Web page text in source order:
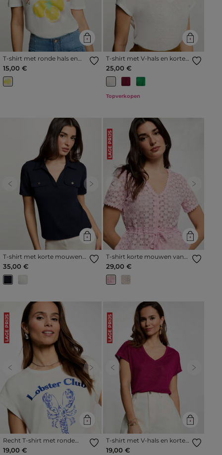
T-shirt met ronde hals en
print helder wit vrouw
15,00 €
T-shirt met V-hals en korte
mouwen helder wit vrouw
25,00 €
Topverkopen
Previous Next
T-shirt met korte mouwen
marineblauw vrouw
35,00 €
LAGE PRIJS
Previous Next
T-shirt korte mouwen van
kant roze vrouw
29,00 €
LAGE PRIJS
Previous Next
Recht T-shirt met ronde
hals helder wit vrouw
19,00 €
LAGE PRIJS
Previous Next
T-shirt met V-hals en korte
mouwen pruim vrouw
19,00 €